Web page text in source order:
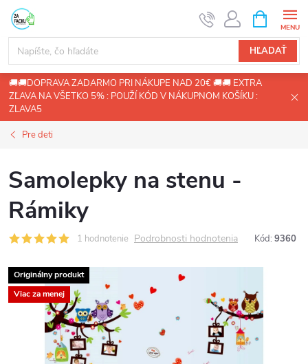
Prejsť
obsah
HĽADAŤ
KOŠÍK
🚚🚚DOPRAVA ZADARMO PRI NÁKUPE NAD 20€ 🚚🚚 EXTRA
ZĽAVA NA VŠETKO 5% : POUŽÍ KÓD V NÁKUPNOM KOŠÍKU :
ZLAVA5
Pre deti
Samolepky na stenu -
Rámiky
1 hodnotenie Podrobnosti hodnotenia Kód: 9360
Originálny produkt
Viac za menej